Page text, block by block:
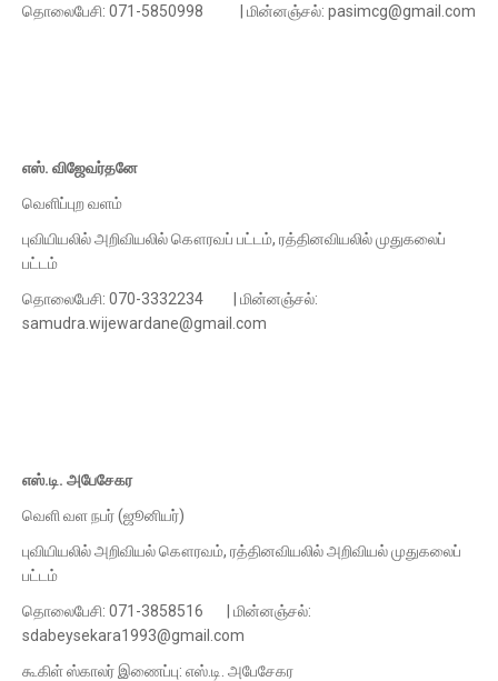
தொலைபேசி: 071-5850998 | மின்னஞ்சல்: pasimcg@gmail.com
எஸ். விஜேவர்தனே
வெளிப்புற வளம்
புவியியலில் அறிவியலில் கௌரவப் பட்டம், ரத்தினவியலில் முதுகலைப்
பட்டம்
தொலைபேசி: 070-3332234 | மின்னஞ்சல்:
samudra.wijewardane@gmail.com
எஸ்.டி. அபேசேகர
வெளி வள நபர் (ஜூனியர்)
புவியியலில் அறிவியல் கௌரவம், ரத்தினவியலில் அறிவியல் முதுகலைப்
பட்டம்
தொலைபேசி: 071-3858516 | மின்னஞ்சல்:
sdabeysekara1993@gmail.com
கூகிள் ஸ்காலர் இணைப்பு: எஸ்.டி. அபேசேகர